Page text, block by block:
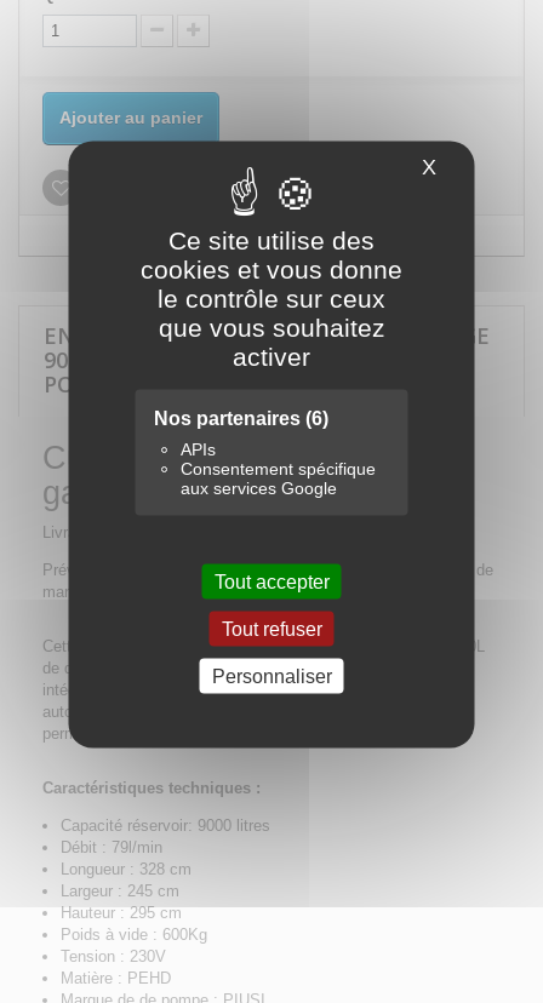
Ce site utilise des
cookies et vous donne
le contrôle sur ceux
que vous souhaitez
activer
Nos partenaires (6)
APIs
Consentement spécifique
aux services Google
Tout accepter
Tout refuser
Personnaliser
X Masquer
Ajouter au panier
Ajouter à ma liste d'envies
EN SAVOIR PLUS SUR CUVE DE STOCKAGE
9000 LITRES GASOIL PEHD DP AVEC
POMPE 230V 79L/MIN
Cuve de stockage 9000 litres
gasoil double paroi
Livraison produit encombrant.
Prévoir un engin de déchargement (tracteur à fourches, engin de
manutention de type chariot élévateur ou télescopique).
Cette cuve de stockagedouble paroi pour fuel/gasoil de 9000L
de qualité supérieur possède une double paroi avec armoire
intégrée pour la station à gasoil 230V et le pistolet
automatique/compteur/filtre. Son réservoir de 9000 litres vous
permettra de stocker une quantité très importante de fioul.
Caractéristiques techniques :
Capacité réservoir: 9000 litres
Débit : 79l/min
Longueur : 328 cm
Largeur : 245 cm
Hauteur : 295 cm
Poids à vide : 600Kg
Tension : 230V
Matière : PEHD